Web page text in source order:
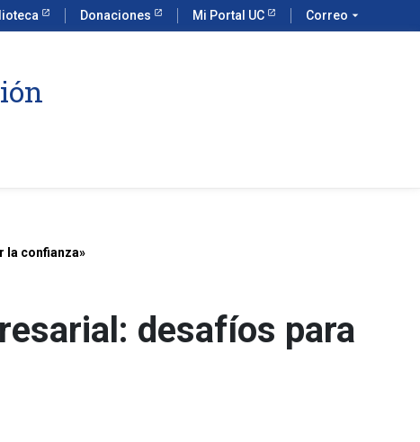
Donaciones Mi Portal UC Correo arrow_drop_down
la confianza»
desafíos para